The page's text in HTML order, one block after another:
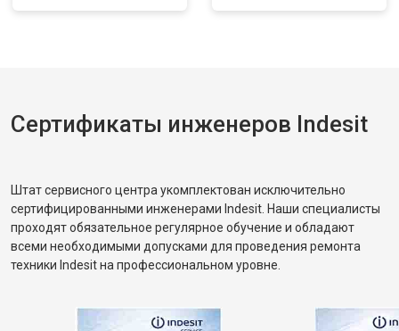
Сертификаты инженеров Indesit
Штат сервисного центра укомплектован исключительно
сертифицированными инженерами Indesit. Наши специалисты
проходят обязательное регулярное обучение и обладают
всеми необходимыми допусками для проведения ремонта
техники Indesit на профессиональном уровне.